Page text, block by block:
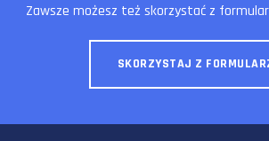
Zawsze możesz też skorzystać z
SKORZYSTAJ Z